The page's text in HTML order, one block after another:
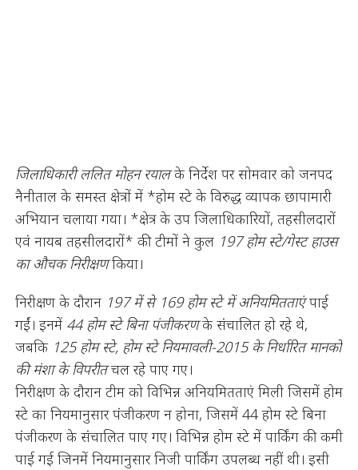
जिलाधिकारी ललित मोहन रयालके निर्देश पर सोमवार को जनपद
नैनीताल के समस्त क्षेत्रों में *होम स्टे के विरुद्ध व्यापक छापामारी
अभियान चलाया गया। *क्षेत्र के उप जिलाधिकारियों, तहसीलदारों
एवं नायब तहसीलदारों* की टीमों ने कुल 197 होम स्टे/गेस्ट हाउस
का औचक निरीक्षणकिया।
निरीक्षण के दौरान 197 में से 169 होम स्टे में अनियमितताएंपाई
गईं। इनमें 44 होम स्टे बिना पंजीकरणके संचालित हो रहे थे,
जबकि 125 होम स्टे, होम स्टे नियमावली-2015 के निर्धारित मानकों
की मंशा के विपरीतचल रहे पाए गए।
निरीक्षण के दौरान टीम को विभिन्न अनियमितताएं मिली जिसमें होम
स्टे का नियमानुसार पंजीकरण न होना, जिसमें 44 होम स्टे बिना
पंजीकरण के संचालित पाए गए। विभिन्न होम स्टे में पार्किंग की कमी
पाई गई जिनमें नियमानुसार निजी पार्किंग उपलब्ध नहीं थी। इसी